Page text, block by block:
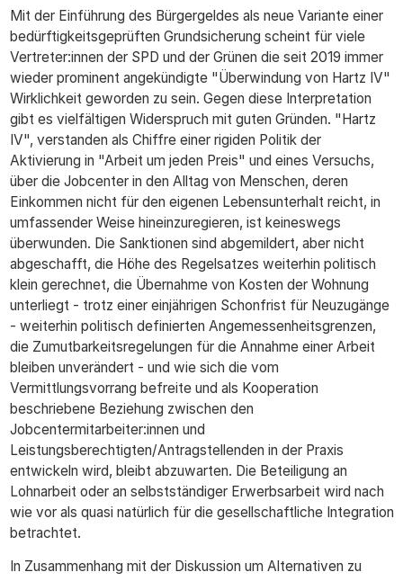
Mit der Einführung des Bürgergeldes als neue Variante einer
bedürftigkeitsgeprüften Grundsicherung scheint für viele
Vertreter:innen der SPD und der Grünen die seit 2019 immer
wieder prominent angekündigte "Überwindung von Hartz IV"
Wirklichkeit geworden zu sein. Gegen diese Interpretation
gibt es vielfältigen Widerspruch mit guten Gründen. "Hartz
IV", verstanden als Chiffre einer rigiden Politik der
Aktivierung in "Arbeit um jeden Preis" und eines Versuchs,
über die Jobcenter in den Alltag von Menschen, deren
Einkommen nicht für den eigenen Lebensunterhalt reicht, in
umfassender Weise hineinzuregieren, ist keineswegs
überwunden. Die Sanktionen sind abgemildert, aber nicht
abgeschafft, die Höhe des Regelsatzes weiterhin politisch
klein gerechnet, die Übernahme von Kosten der Wohnung
unterliegt - trotz einer einjährigen Schonfrist für Neuzugänge
- weiterhin politisch definierten Angemessenheitsgrenzen,
die Zumutbarkeitsregelungen für die Annahme einer Arbeit
bleiben unverändert - und wie sich die vom
Vermittlungsvorrang befreite und als Kooperation
beschriebene Beziehung zwischen den
Jobcentermitarbeiter:innen und
Leistungsberechtigten/Antragstellenden in der Praxis
entwickeln wird, bleibt abzuwarten. Die Beteiligung an
Lohnarbeit oder an selbstständiger Erwerbsarbeit wird nach
wie vor als quasi natürlich für die gesellschaftliche Integration
betrachtet.
In Zusammenhang mit der Diskussion um Alternativen zu